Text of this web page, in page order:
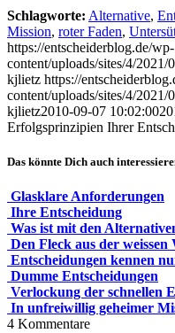
Schlagworte: Alternative,
Mission, roter Faden,
https://entscheiderblog.de/wp-
content/uploads/sites/4/
kjlietz https://
content/uploads/sites/4/
kjlietz2010-09-07 10:02:00
Erfolgsprinzipien Ihrer
Das könnte Dich auch
Glasklare Anforderungen
Ihre Entscheidung
Was ist mit den
Den Fleck aus der weissen
Entscheidungen kennen
Dumme Entscheidungen
Verlockung der schnellen
In unfreiwillig geheimer
4 Kommentare